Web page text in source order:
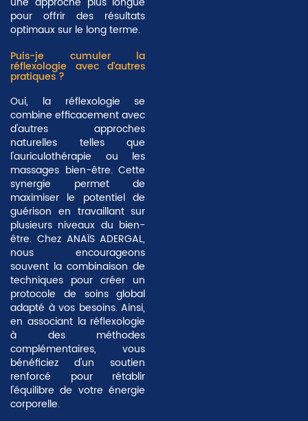
pour offrir des résultats
optimaux sur le long terme.
Puis-je cumuler la
réflexologie avec d'autres
pratiques ?
Oui, la réflexologie se
combine efficacement avec
d'autres approches
naturelles telles que
l'auriculothérapie ou les
massages bien-être. Cette
synergie permet de
maximiser le potentiel de
guérison en travaillant sur
plusieurs niveaux du bien-
être. Chez ANAÏS ADERGAL,
nous encourageons
souvent la combinaison de
techniques pour créer un
protocole de soins global
adapté à vos besoins. Ainsi,
en associant la réflexologie
à des méthodes
complémentaires, vous
bénéficiez d'un soutien
renforcé pour rétablir
l'équilibre de votre énergie
corporelle.